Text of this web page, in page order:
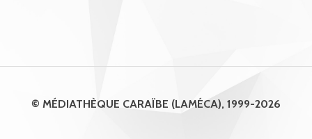
© MÉDIATHÈQUE CARAÏBE (LAMÉCA), 1999-2026